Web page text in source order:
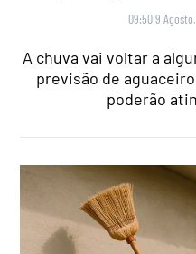
09:50 9
A chuva vai voltar a
previsão de
poderão